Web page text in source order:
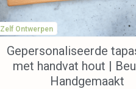
Zelf Ontwerpen
Gepersonaliseerde
met handvat hout |
Handgemaakt